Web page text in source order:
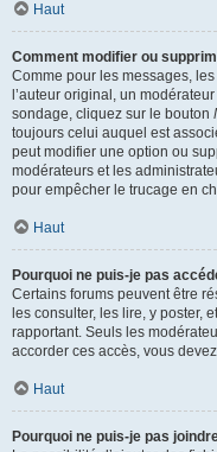
Haut
Comment modifier ou
Comme pour les messages,
l’auteur original, un
sondage, cliquez sur le bouton
toujours celui auquel est
peut modifier une option ou
modérateurs et les
pour empêcher le trucage en
Haut
Pourquoi ne puis-je pas
Certains forums peuvent être
les consulter, les lire, y poster,
rapportant. Seuls les
accorder ces accès, vous
Haut
Pourquoi ne puis-je pas